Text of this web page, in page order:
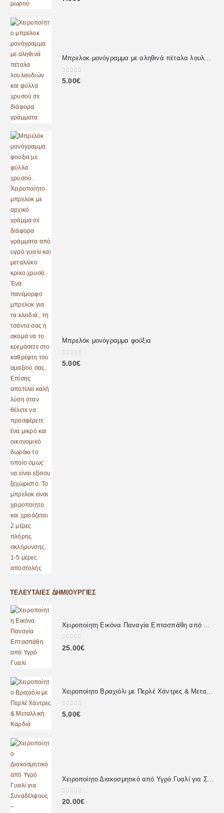
Μπρελοκ μονόγραμμα με αληθινά πέταλα λουλουδιών
0 out of 5
5.00€
Μπρελόκ μονόγραμμα φούξια
0 out of 5
5.00€
ΤΕΛΕΥΤΑΊΕΣ ΔΗΜΙΟΥΡΓΊΕΣ
Χειροποίητη Εικόνα Παναγία Επτασπάθη από Υγρό Γυαλί
0out of 5
25.00€
Χειροποίητο Βραχιόλι με Περλέ Χάντρες & Μεταλλική Καρδιά
0 out of 5
5.00€
0out of 5
20.00€